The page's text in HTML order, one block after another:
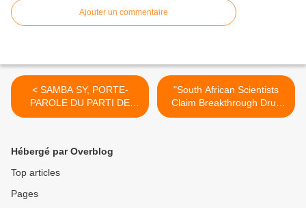
Ajouter un commentaire
< SAMBA SY, PORTE-
PAROLE DU PARTI DE
L’INDÉPENDANCE ET DU
quelconque sur un
positionnement ou sur des
"South African Scientists
Claim Breakthrough Drug
Cures All Strains of Malaria"
Hébergé par Overblog
Top articles
Pages